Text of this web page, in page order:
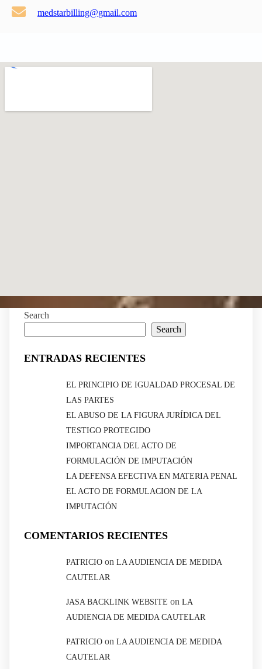
medstarbilling@gmail.com
Search
Search
ENTRADAS RECIENTES
EL PRINCIPIO DE IGUALDAD PROCESAL DE
LAS PARTES
EL ABUSO DE LA FIGURA JURÍDICA DEL
TESTIGO PROTEGIDO
IMPORTANCIA DEL ACTO DE
FORMULACIÓN DE IMPUTACIÓN
LA DEFENSA EFECTIVA EN MATERIA PENAL
EL ACTO DE FORMULACION DE LA
IMPUTACIÓN
COMENTARIOS RECIENTES
PATRICIO on LA AUDIENCIA DE MEDIDA
CAUTELAR
JASA BACKLINK WEBSITE on LA
AUDIENCIA DE MEDIDA CAUTELAR
PATRICIO on LA AUDIENCIA DE MEDIDA
CAUTELAR